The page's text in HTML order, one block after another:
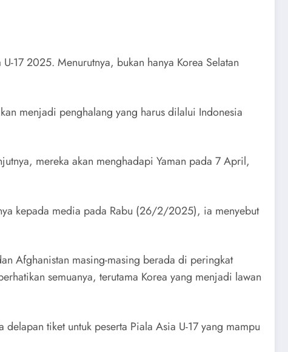
17 2025. Menurutnya, bukan hanya Korea Selatan
menjadi penghalang yang harus dilalui Indonesia
mereka akan menghadapi Yaman pada 7 April,
kepada media pada Rabu (26/2/2025), ia menyebut
Afghanistan masing-masing berada di peringkat
semuanya, terutama Korea yang menjadi lawan
tiket untuk peserta Piala Asia U-17 yang mampu